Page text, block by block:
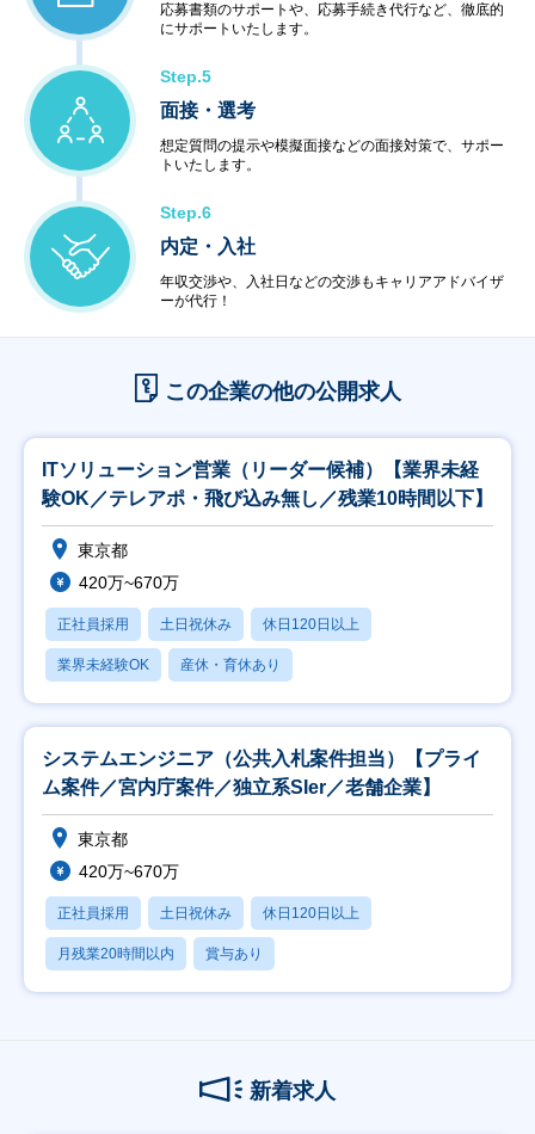
応募書類のサポートや、応募手続き代行など、徹底的
にサポートいたします。
Step.5
面接・選考
想定質問の提示や模擬面接などの面接対策で、サポー
トいたします。
Step.6
内定・入社
年収交渉や、入社日などの交渉もキャリアアドバイザ
ーが代行！
この企業の他の公開求人
ITソリューション営業（リーダー候補）【業界未経
験OK／テレアポ・飛び込み無し／残業10時間以下】
東京都
420万~670万
正社員採用 土日祝休み 休日120日以上
業界未経験OK 産休・育休あり
システムエンジニア（公共入札案件担当）【プライ
ム案件／宮内庁案件／独立系SIer／老舗企業】
東京都
420万~670万
正社員採用 土日祝休み 休日120日以上
月残業20時間以内 賞与あり
新着求人